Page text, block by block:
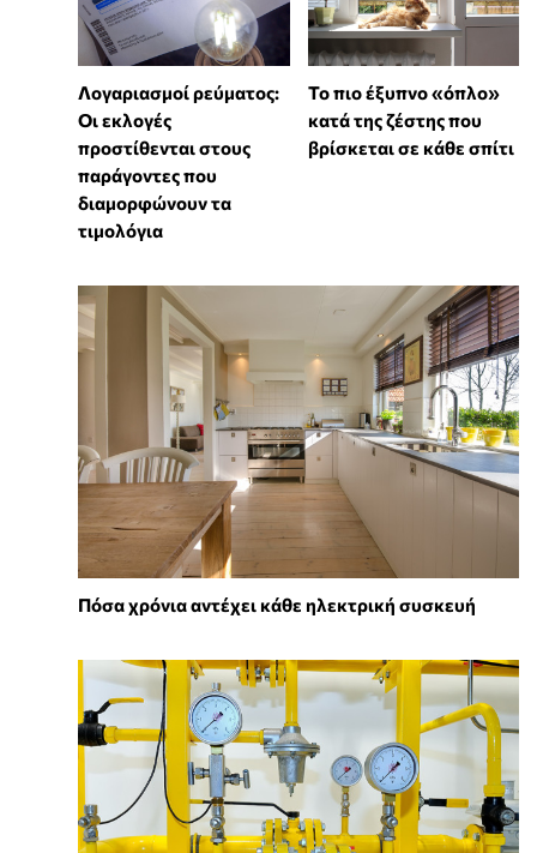
Λογαριασμοί ρεύματος:
Οι εκλογές
προστίθενται στους
παράγοντες που
διαμορφώνουν τα
τιμολόγια
To πιο έξυπνο «όπλο»
κατά της ζέστης που
βρίσκεται σε κάθε σπίτι
Πόσα χρόνια αντέχει κάθε ηλεκτρική συσκευή